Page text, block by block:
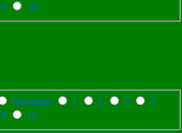
9 10
félemelet 1 2 3
4
9 10